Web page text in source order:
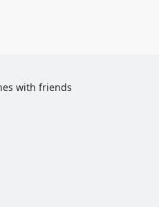
with friends